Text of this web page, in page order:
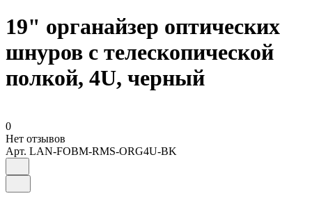
19" органайзер оптических
шнуров с телескопической
полкой, 4U, черный
0
Нет отзывов
Арт. LAN-FOBM-RMS-ORG4U-BK